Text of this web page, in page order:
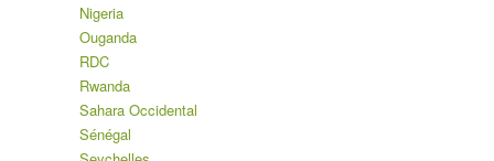
Nigeria
Ouganda
RDC
Rwanda
Sahara Occidental
Sénégal